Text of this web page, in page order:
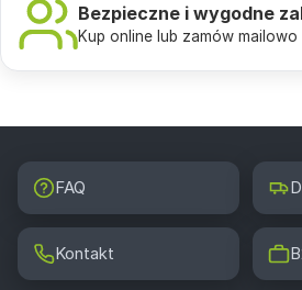
Bezpieczne i wygodne
Kup online lub zamów mailowo
FAQ
Kontakt